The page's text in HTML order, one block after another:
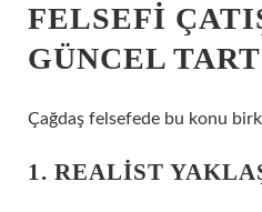
FELSEFI
GÜNCEL
Çağdaş felsefede bu konu
1. REALIST